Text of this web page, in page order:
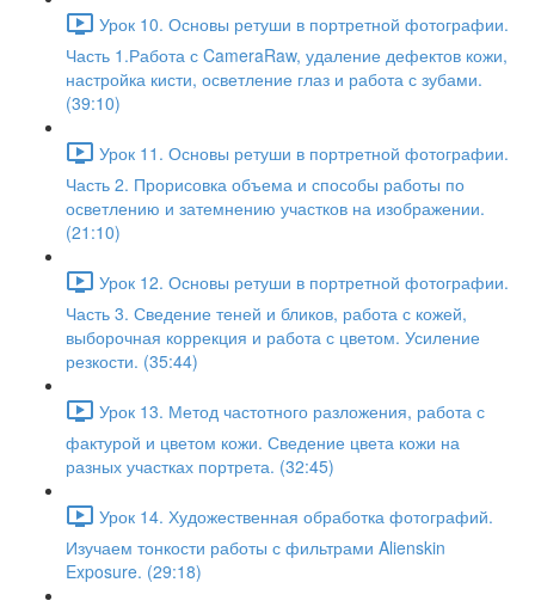
Урок 10. Основы ретуши в портретной фотографии.
Часть 1.Работа с CameraRaw, удаление дефектов кожи,
настройка кисти, осветление глаз и работа с зубами.
(39:10)
Урок 11. Основы ретуши в портретной фотографии.
Часть 2. Прорисовка объема и способы работы по
осветлению и затемнению участков на изображении.
(21:10)
Урок 12. Основы ретуши в портретной фотографии.
Часть 3. Сведение теней и бликов, работа с кожей,
выборочная коррекция и работа с цветом. Усиление
резкости. (35:44)
Урок 13. Метод частотного разложения, работа с
фактурой и цветом кожи. Сведение цвета кожи на
разных участках портрета. (32:45)
Урок 14. Художественная обработка фотографий.
Изучаем тонкости работы с фильтрами Alienskin
Exposure. (29:18)